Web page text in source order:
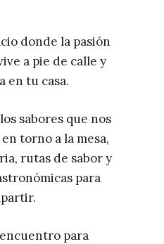
donde la pasión
a pie de calle y
en tu casa.
sabores que nos
torno a la mesa,
rutas de sabor y
para
para